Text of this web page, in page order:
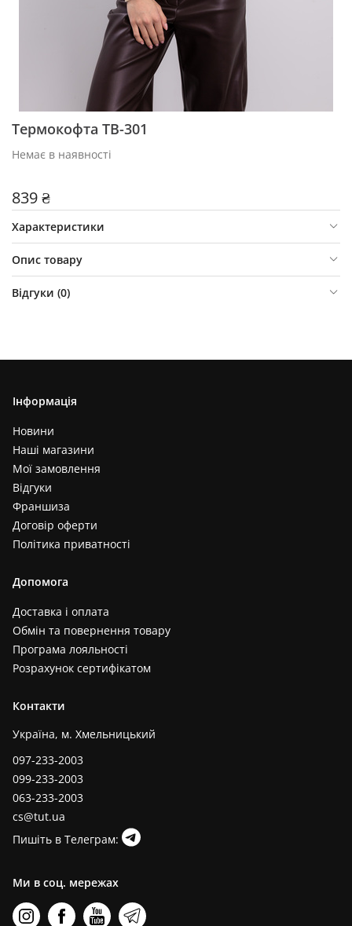
Термокофта TB-301
Немає в наявності
839 ₴
Характеристики
Опис товару
Відгуки (0)
Інформація
Новини
Наші магазини
Мої замовлення
Відгуки
Франшиза
Договір оферти
Політика приватності
Допомога
Доставка і оплата
Обмін та повернення товару
Програма лояльності
Розрахунок сертифікатом
Контакти
Україна, м. Хмельницький
097-233-2003
099-233-2003
063-233-2003
cs@tut.ua
Пишіть в Телеграм:
Ми в соц. мережах